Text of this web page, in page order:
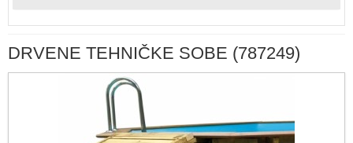
DRVENE TEHNIČKE SOBE (787249)